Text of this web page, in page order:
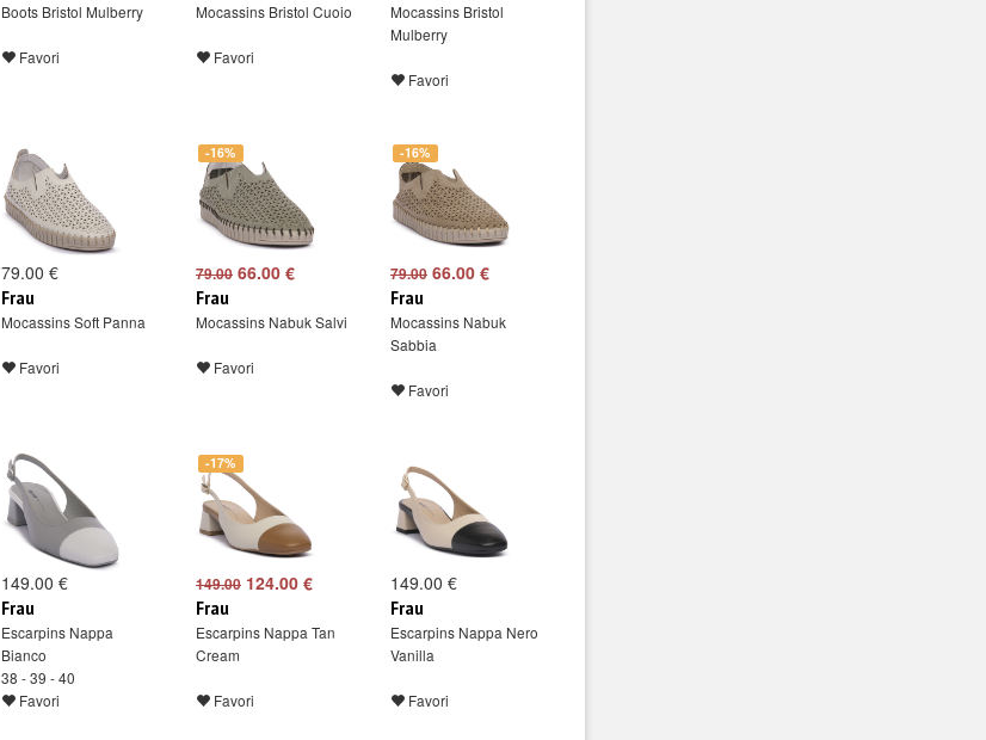
Boots Bristol Mulberry
Favori
Mocassins Bristol Cuoio
Favori
Mocassins Bristol
Mulberry
Favori
79.00 €
Frau
Mocassins Soft Panna
Favori
-16%
79.00 66.00 €
Frau
Mocassins Nabuk Salvi
Favori
-16%
79.00 66.00 €
Frau
Mocassins Nabuk
Sabbia
Favori
149.00 €
Frau
Escarpins Nappa
Bianco
38 - 39 - 40
Favori
-17%
149.00 124.00 €
Frau
Escarpins Nappa Tan
Cream
Favori
149.00 €
Frau
Escarpins Nappa Nero
Vanilla
Favori